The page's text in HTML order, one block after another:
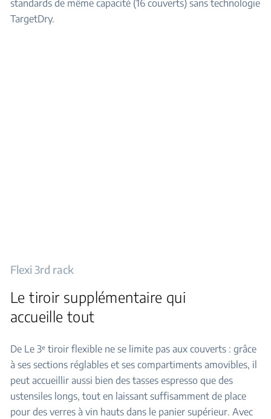
standards de même capacité (16 couverts) sans technologie
TargetDry.
Flexi 3rd rack
Le tiroir supplémentaire qui
accueille tout
De Le 3ᵉ tiroir flexible ne se limite pas aux couverts : grâce
à ses sections réglables et ses compartiments amovibles, il
peut accueillir aussi bien des tasses espresso que des
ustensiles longs, tout en laissant suffisamment de place
pour des verres à vin hauts dans le panier supérieur. Avec